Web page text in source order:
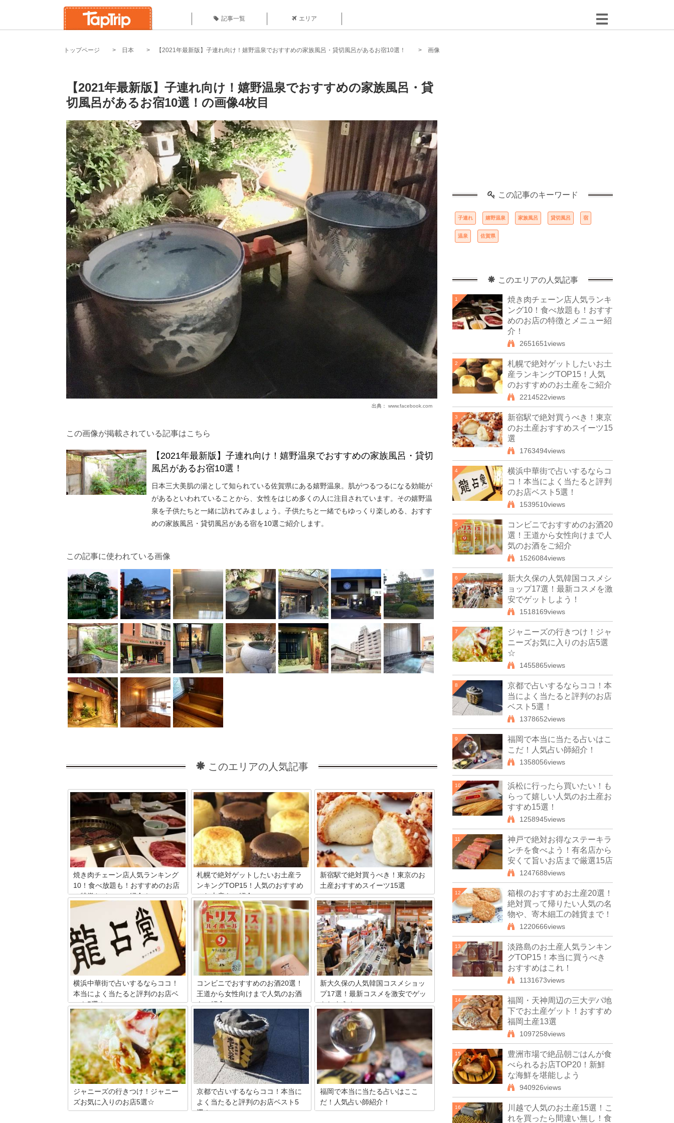
記事一覧 エリア
トップページ 日本 【2021年最新版】子連れ向け！嬉野温泉でおすすめの家族風呂・貸切風呂があるお宿10選！ 画像
【2021年最新版】子連れ向け！嬉野温泉でおすすめの家族風呂・貸
切風呂があるお宿10選！の画像4枚目
出典： www.facebook.com
この画像が掲載されている記事はこちら
【2021年最新版】子連れ向け！嬉野温泉でおすすめの家族風呂・貸切
風呂があるお宿10選！
日本三大美肌の湯として知られている佐賀県にある嬉野温泉。肌がつるつるになる効能が
があるといわれていることから、女性をはじめ多くの人に注目されています。その嬉野温
泉を子供たちと一緒に訪れてみましょう。子供たちと一緒でもゆっくり楽しめる、おすす
めの家族風呂・貸切風呂がある宿を10選ご紹介します。
この記事に使われている画像
このエリアの人気記事
焼き肉チェーン店人気ランキング
10！食べ放題も！おすすめのお店
の特徴とメニュー紹介！
焼肉チェーン店は、全国各地に数多くあ
ります。それぞれのお店には個性があり
ます。食べ放題もしくはコースの焼き肉
を出しているお店が多く、ランチタイム
にお得なメニューを出しているお店も多
いでしょう。おいしい焼肉が食べられる
焼肉チェーン店を10カ所厳選し、分かり
やすいランキング形式でご紹介いたしま
す。
札幌で絶対ゲットしたいお土産ラ
ンキングTOP15！人気のおすすめ
のお土産をご紹介
北海道は美味しい食べ物が豊富に揃って
います。札幌は北海道一大きい都市。観
光地としても人気が高く、お土産屋さん
も多数あります。実際に行くと何を買え
ばいいのか悩んでしまうことも…。今回
はスイーツからお酒まで、地元の知る人
のみぞ知る、札幌で買える最新お土産情
報をご紹介します。
新宿駅で絶対買うべき！東京のお
土産おすすめスイーツ15選
新宿駅といえば日本一利用者の多い駅で
す。当然そんな駅の中に、お土産屋さん
は数知れず。その中でも駅周辺で買うこ
とができる特におすすめなお土産屋さん
を15店舗ご紹介します。東京土産の参考
にしていただければと思います。
横浜中華街で占いするならココ！
本当によく当たると評判のお店ベ
スト5選！
一年中多くの人で賑わう横浜中華街には
たくさんの占いの館があります。中華圏
では古くから占いや風水が生活に根付い
ているというだけあって、やっぱりここ
は激戦区！「占いに興味はあるけれど、
どこに行ったらいいのかわからない」と
いう人のために、人気の占いの館5店を
ピックアップしてご紹介します！
コンビニでおすすめのお酒20選！
王道から女性向けまで人気のお酒
をご紹介
便利なコンビニでは、ビール・ワイン・
ウイスキー・チューハイなど、様々な種
類のお酒が販売されています。ラインア
ップが豊富なので、新発売のものや自分
のお気に入りのお酒を見つけやすいのも
コンビニの良さ。そこで今回は、コンビ
ニで販売されているお酒の中からおすす
めの商品をランキング形式でご紹介して
いきます。
新大久保の人気韓国コスメショッ
プ17選！最新コスメを激安でゲッ
トしよう！
日本国内でも韓流文化の根強い町・新大
久保。その中には韓流コスメショップが
多いのも有名です。安くて種類も豊富な
韓流コスメは日本人にも大人気。今回は
そんな新大久保の人気韓国コスメショッ
プを17店厳選紹介します。
ジャニーズの行きつけ！ジャニー
ズお気に入りのお店5選☆
京都で占いするならココ！本当に
よく当たると評判のお店ベスト5
選！
福岡で本当に当たる占いはここ
だ！人気占い師紹介！
この記事のキーワード
子連れ 嬉野温泉 家族風呂 貸切風呂 宿
温泉 佐賀県
このエリアの人気記事
1
焼き肉チェーン店人気ランキ
ング10！食べ放題も！おすす
めのお店の特徴とメニュー紹
介！
2651651views
2
札幌で絶対ゲットしたいお土
産ランキングTOP15！人気
のおすすめのお土産をご紹介
2214522views
3
新宿駅で絶対買うべき！東京
のお土産おすすめスイーツ15
選
1763494views
4
横浜中華街で占いするならコ
コ！本当によく当たると評判
のお店ベスト5選！
1539510views
5
コンビニでおすすめのお酒20
選！王道から女性向けまで人
気のお酒をご紹介
1526084views
6
新大久保の人気韓国コスメシ
ョップ17選！最新コスメを激
安でゲットしよう！
1518169views
7
ジャニーズの行きつけ！ジャ
ニーズお気に入りのお店5選
☆
1455865views
8
京都で占いするならココ！本
当によく当たると評判のお店
ベスト5選！
1378652views
9
福岡で本当に当たる占いはこ
こだ！人気占い師紹介！
1358056views
10
浜松に行ったら買いたい！も
らって嬉しい人気のお土産お
すすめ15選！
1258945views
11
神戸で絶対お得なステーキラ
ンチを食べよう！有名店から
安くて旨いお店まで厳選15店
1247688views
12
箱根のおすすめお土産20選！
絶対買って帰りたい人気の名
物や、寄木細工の雑貨まで！
1220666views
13
淡路島のお土産人気ランキン
グTOP15！本当に買うべき
おすすめはこれ！
1131673views
14
福岡・天神周辺の三大デパ地
下でお土産ゲット！おすすめ
福岡土産13選
1097258views
15
豊洲市場で絶品朝ごはんが食
べられるお店TOP20！新鮮
な海鮮を堪能しよう
940926views
16
川越で人気のお土産15選！こ
れを買ったら間違い無し！食